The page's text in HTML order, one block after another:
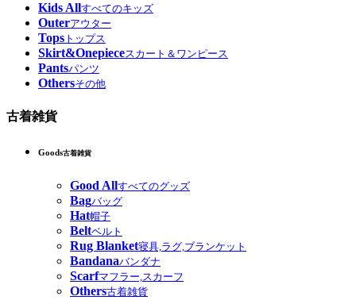
Kids Allすべてのキッズ
Outerアウター
Tops トップス
Skirt&Onepieceスカート＆ワンピース
Pantsパンツ
Othersその他
古着雑貨
Goods古着雑貨
Good Allすべてのグッズ
Bagバッグ
Hat帽子
Beltベルト
Rug Blanket寝具,ラグ,ブランケット
Bandanaバンダナ
Scarfマフラー,スカーフ
Others古着雑貨